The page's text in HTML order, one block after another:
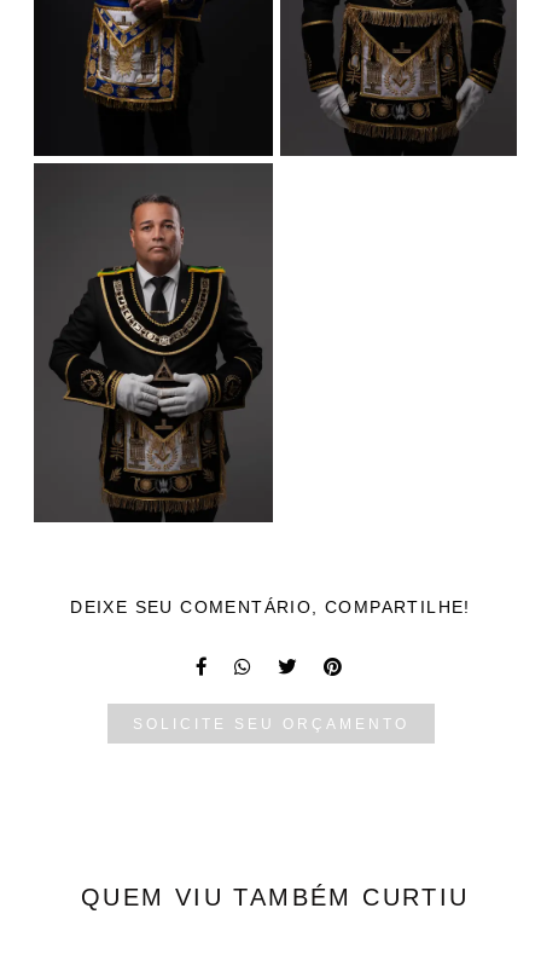
DEIXE SEU COMENTÁRIO, COMPARTILHE!
SOLICITE SEU ORÇAMENTO
QUEM VIU TAMBÉM CURTIU